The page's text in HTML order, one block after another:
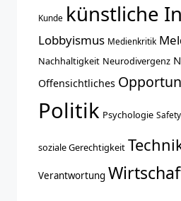
Kunde künstliche
Lobbyismus Medienkritik
Nachhaltigkeit Neurodivergenz
Offensichtliches
Politik Psychologie Safety
soziale Gerechtigkeit
Verantwortung